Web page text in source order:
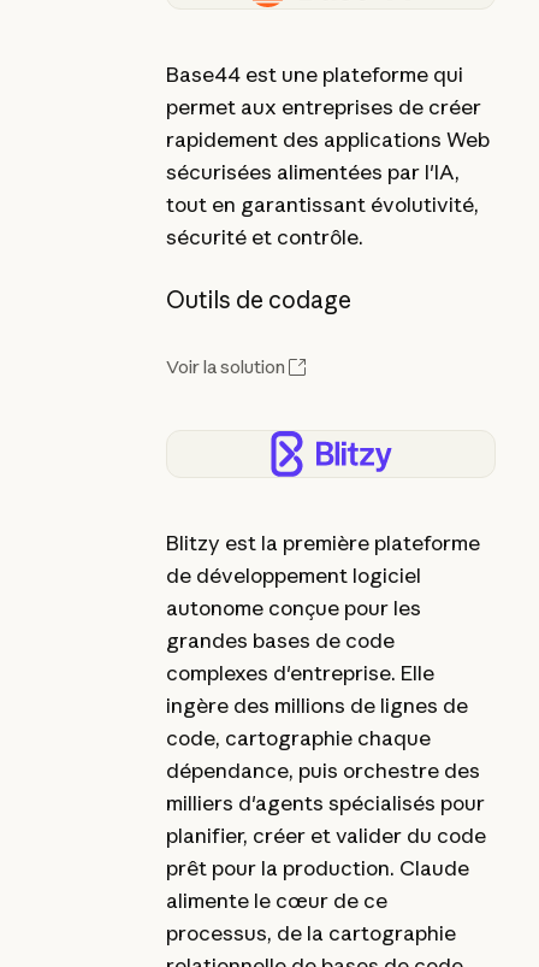
Base44 est une plateforme qui
permet aux entreprises de créer
rapidement des applications Web
sécurisées alimentées par l'IA,
tout en garantissant évolutivité,
sécurité et contrôle.
Outils de codage
Voir la solution
Blitzy est la première plateforme
de développement logiciel
autonome conçue pour les
grandes bases de code
complexes d'entreprise. Elle
ingère des millions de lignes de
code, cartographie chaque
dépendance, puis orchestre des
milliers d'agents spécialisés pour
planifier, créer et valider du code
prêt pour la production. Claude
alimente le cœur de ce
processus, de la cartographie